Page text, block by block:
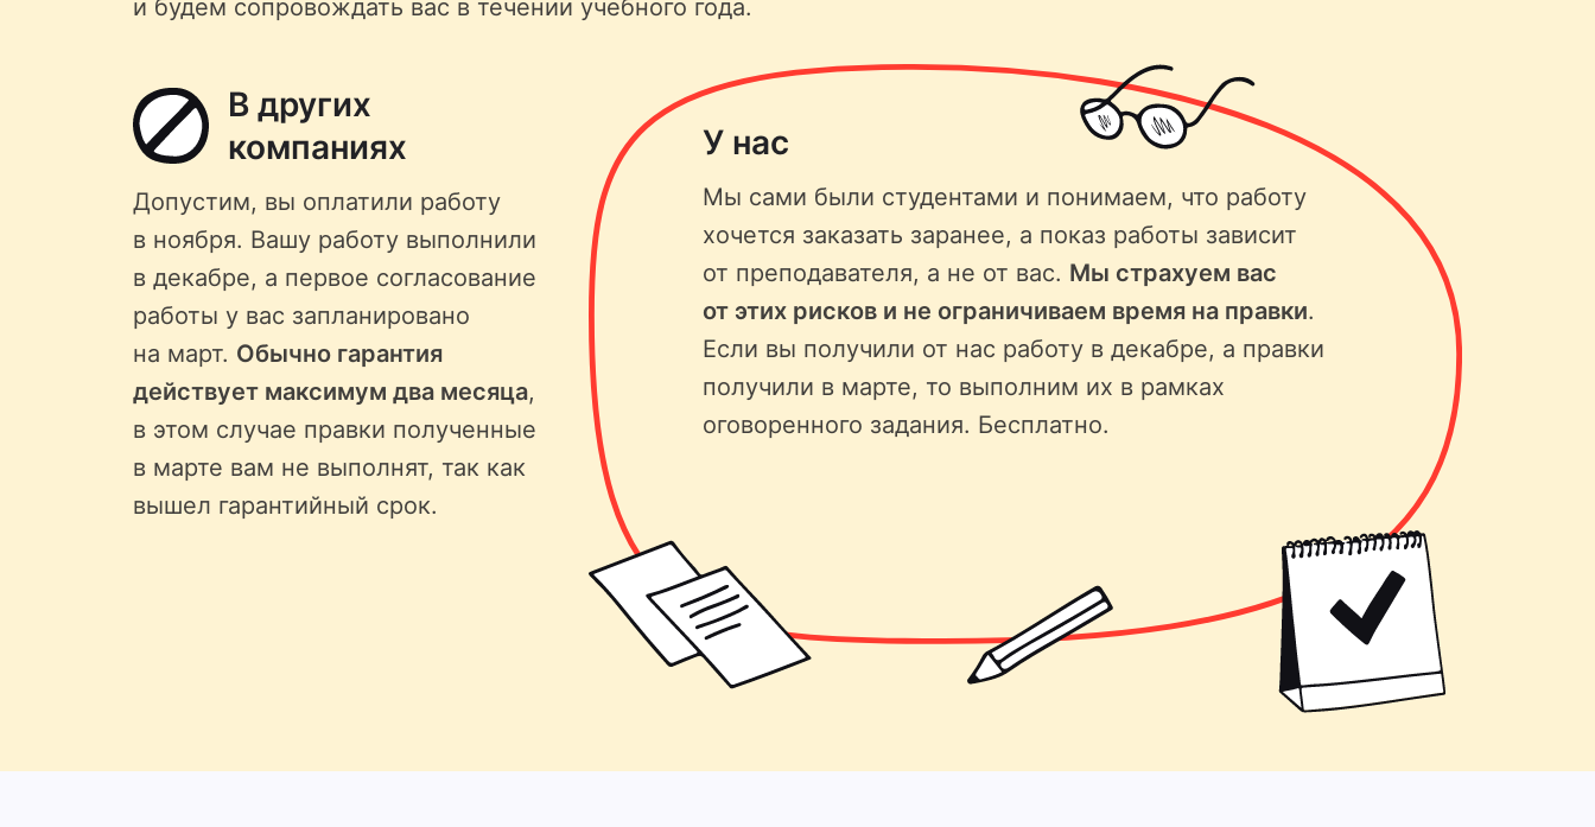
и будем сопровождать вас в течении учебного года.
В других
компаниях
Допустим, вы оплатили работу
в ноября. Вашу работу выполнили
в декабре, а первое согласование
работы у вас запланировано
на март. Обычно гарантия
действует максимум два месяца,
в этом случае правки полученные
в марте вам не выполнят, так как
вышел гарантийный срок.
У нас
Мы сами были студентами и понимаем, что работу
хочется заказать заранее, а показ работы зависит
от преподавателя, а не от вас. Мы страхуем вас
от этих рисков и не ограничиваем время на правки.
Если вы получили от нас работу в декабре, а правки
получили в марте, то выполним их в рамках
оговоренного задания. Бесплатно.